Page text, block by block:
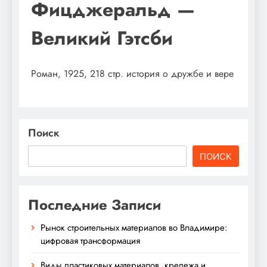
Фицджеральд —
Великий Гэтсби
Роман, 1925, 218 стр. история о дружбе и вере
Поиск
ПОИСК
Последние Записи
Рынок строительных материалов во Владимире:
цифровая трансформация